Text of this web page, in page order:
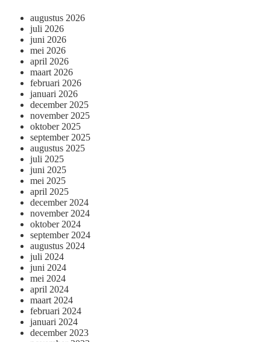
augustus 2026
juli 2026
juni 2026
mei 2026
april 2026
maart 2026
februari 2026
januari 2026
december 2025
november 2025
oktober 2025
september 2025
augustus 2025
juli 2025
juni 2025
mei 2025
april 2025
december 2024
november 2024
oktober 2024
september 2024
augustus 2024
juli 2024
juni 2024
mei 2024
april 2024
maart 2024
februari 2024
januari 2024
december 2023